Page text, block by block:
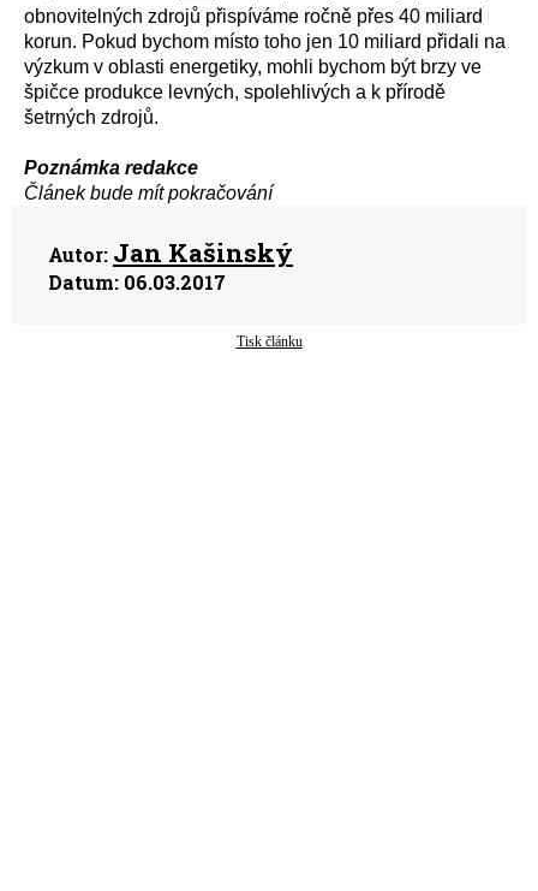
obnovitelných zdrojů přispíváme ročně přes 40 miliard
korun. Pokud bychom místo toho jen 10 miliard přidali na
výzkum v oblasti energetiky, mohli bychom být brzy ve
špičce produkce levných, spolehlivých a k přírodě
šetrných zdrojů.
Poznámka redakce
Článek bude mít pokračování
Autor: Jan Kašinský
Datum: 06.03.2017
Tisk článku